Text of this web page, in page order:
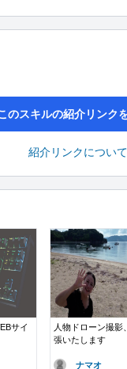
のスキルの紹介リンク
紹介リンクについて
サイ
人物ドローン撮影
張いたします
ナマオ